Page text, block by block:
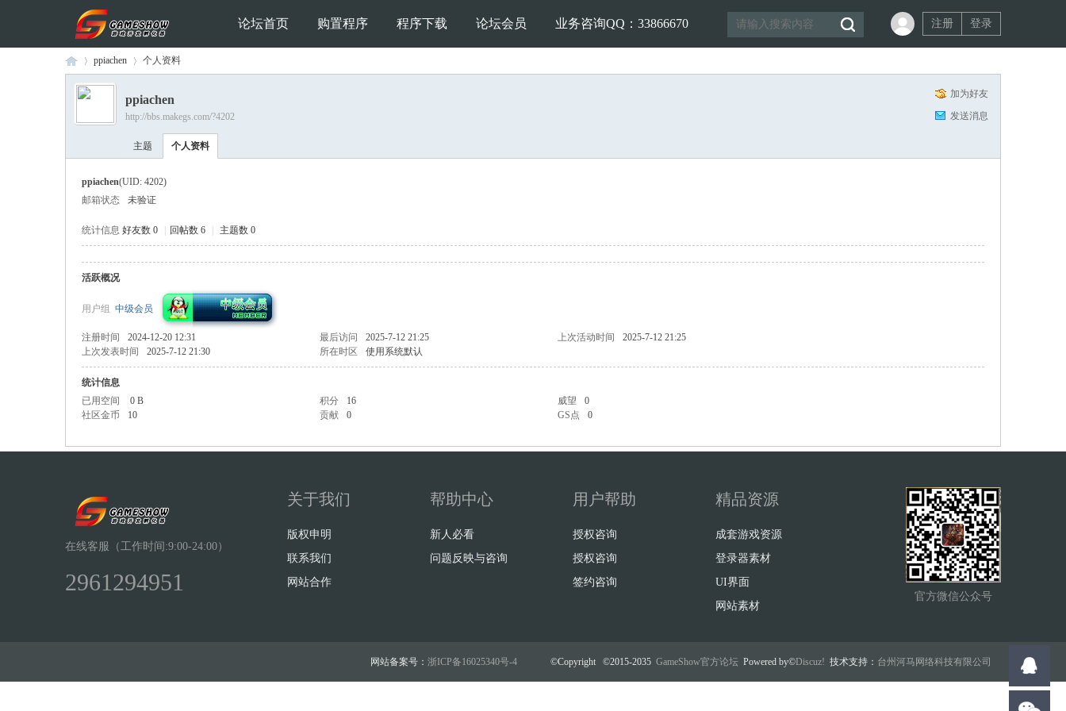
论坛首页 购置程序 程序下载 论坛会员 业务咨询QQ：33866670 注册 登录
Sh
›
ppiachen 个人资料
加为好友
发送消息
ppiachen
http://bbs.makegs.com/?4202
主题 个人资料
ppiachen(UID: 4202)
邮箱状态
未验证
统计信息 好友数 0 回帖数 6 主题数 0
活跃概况
用户组 中级会员
注册时间 2024-12-20 12:31 最后访问 2025-7-12 21:25 上次活动时间
2025-7-12 21:25
上次发表时间
2025-7-12 21:30 所在时区 使用系统默认
统计信息
已用空间
0 B 积分 16 威望
0
社区金币
10 贡献 0 GS点 0
在线客服（工作时间:9:00-24:00）
2961294951
关于我们
版权申明
联系我们
网站合作
帮助中心
新人必看
问题反映与咨询
用户帮助
授权咨询
授权咨询
签约咨询
精品资源
成套游戏资源
登录器素材
UI界面
网站素材
官方微信公众号
网站备案号： 浙ICP备16025340号-4 ©Copyright ©2015-2035 GameShow官方论坛 Powered by©Discuz! 技术支持： 台州河马网络科技有限公司